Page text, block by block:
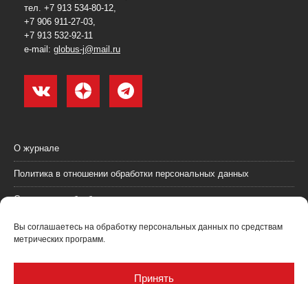
Вы соглашаетесь на обработку персональных данных по средствам
метрических программ.
Принять
тел. +7 913 534-80-12,
+7 906 911-27-03,
+7 913 532-92-11
e-mail: globus-j@mail.ru
О журнале
Политика в отношении обработки персональных данных
Согласие на обработку персональных данных
Пользовательское соглашение (оферта)